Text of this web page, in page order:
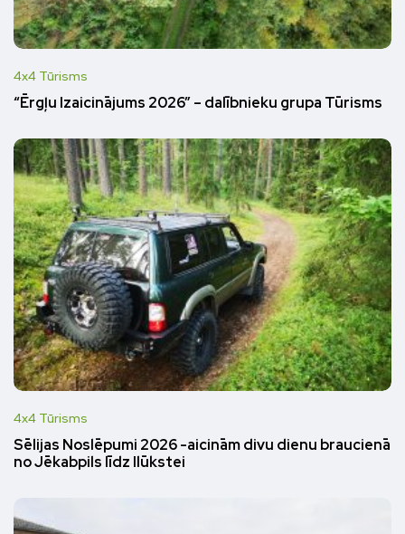
4x4 Tūrisms
“Ērgļu Izaicinājums 2026” – dalībnieku grupa Tūrisms
4x4 Tūrisms
Sēlijas Noslēpumi 2026 -aicinām divu dienu braucienā
no Jēkabpils līdz Ilūkstei